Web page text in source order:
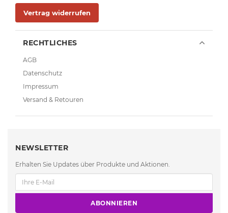
Vertrag widerrufen
RECHTLICHES
AGB
Datenschutz
Impressum
Versand & Retouren
NEWSLETTER
Erhalten Sie Updates über Produkte und Aktionen.
ABONNIEREN